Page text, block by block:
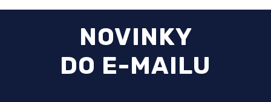
NOVINKY
DO E-MAILU